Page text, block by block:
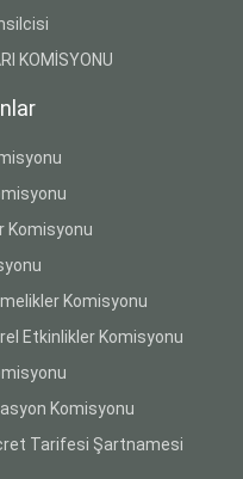
KOMİSYONU
Komisyonu
Komisyonu
Etkinlikler Komisyonu
Komisyonu
Tarifesi Şartnamesi